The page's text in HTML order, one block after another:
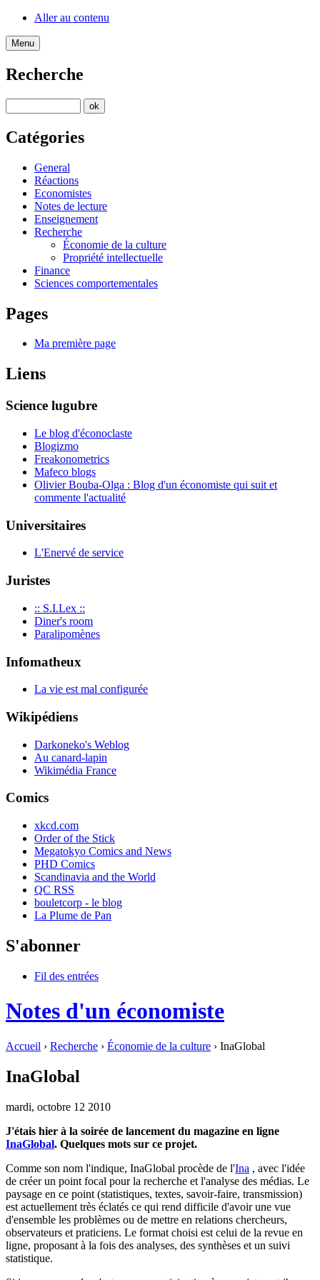
Aller au contenu
Menu
Recherche
Catégories
General
Réactions
Economistes
Notes de lecture
Enseignement
Recherche
Économie de la culture
Propriété intellectuelle
Finance
Sciences comportementales
Pages
Ma première page
Liens
Science lugubre
Le blog d'éconoclaste
Blogizmo
Freakonometrics
Mafeco blogs
Olivier Bouba-Olga : Blog d'un économiste qui suit et
commente l'actualité
Universitaires
L'Enervé de service
Juristes
:: S.I.Lex ::
Diner's room
Paralipomènes
Infomatheux
La vie est mal configurée
Wikipédiens
Darkoneko's Weblog
Au canard-lapin
Wikimédia France
Comics
xkcd.com
Order of the Stick
Megatokyo Comics and News
PHD Comics
Scandinavia and the World
QC RSS
bouletcorp - le blog
La Plume de Pan
S'abonner
Fil des entrées
Notes d'un économiste
Accueil › Recherche › Économie de la culture › InaGlobal
InaGlobal
mardi, octobre 12 2010
J'étais hier à la soirée de lancement du magazine en ligne
InaGlobal. Quelques mots sur ce projet.
Comme son nom l'indique, InaGlobal procède de l'Ina , avec l'idée
de créer un point focal pour la recherche et l'analyse des médias. Le
paysage en ce point (statistiques, textes, savoir-faire, transmission)
est actuellement très éclatés ce qui rend difficile d'avoir une vue
d'ensemble les problèmes ou de mettre en relations chercheurs,
observateurs et praticiens. Le format choisi est celui de la revue en
ligne, proposant à la fois des analyses, des synthèses et un suivi
statistique.